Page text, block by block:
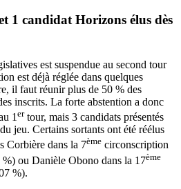
1 candidat Horizons élus dès
est suspendue au second tour
est déjà réglée dans quelques
il faut réunir plus de 50 % des
inscrits. La forte abstention a donc
1 ertour, mais 3 candidats présentés
jeu. Certains sortants ont été réélus
Corbière dans la 7ème circonscription
ou Danièle Obono dans la 17ème
%).